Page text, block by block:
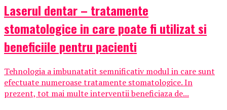
Laserul dentar – tratamente
stomatologice in care poate fi utilizat si
beneficiile pentru pacienti
Tehnologia a imbunatatit semnificativ modul in care sunt
efectuate numeroase tratamente stomatologice. In
prezent, tot mai multe interventii beneficiaza de...